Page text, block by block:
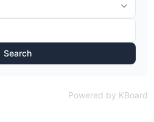
Search
Powered by KBoard